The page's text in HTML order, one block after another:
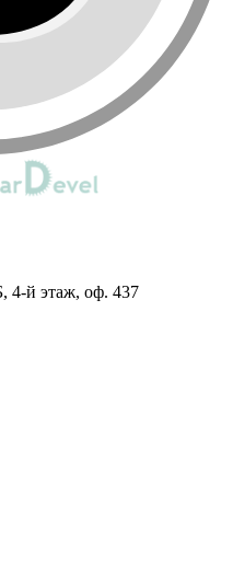
4-й этаж, оф. 437